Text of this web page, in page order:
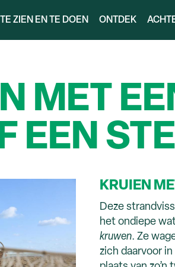
TE ZIEN EN TE DOEN ONTDEK
MET
EEN
KRUIEN
Deze
het ondiepe
kruwen. Ze
zich daarvoor